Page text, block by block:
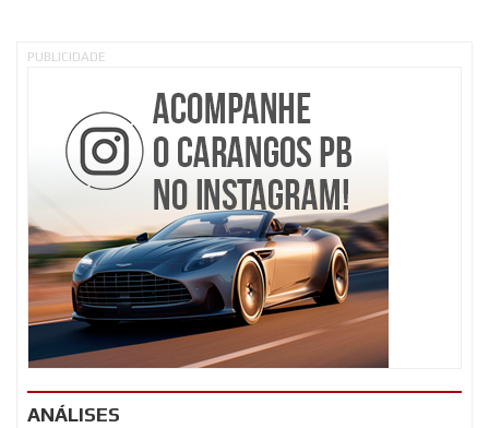
PUBLICIDADE
ANÁLISES